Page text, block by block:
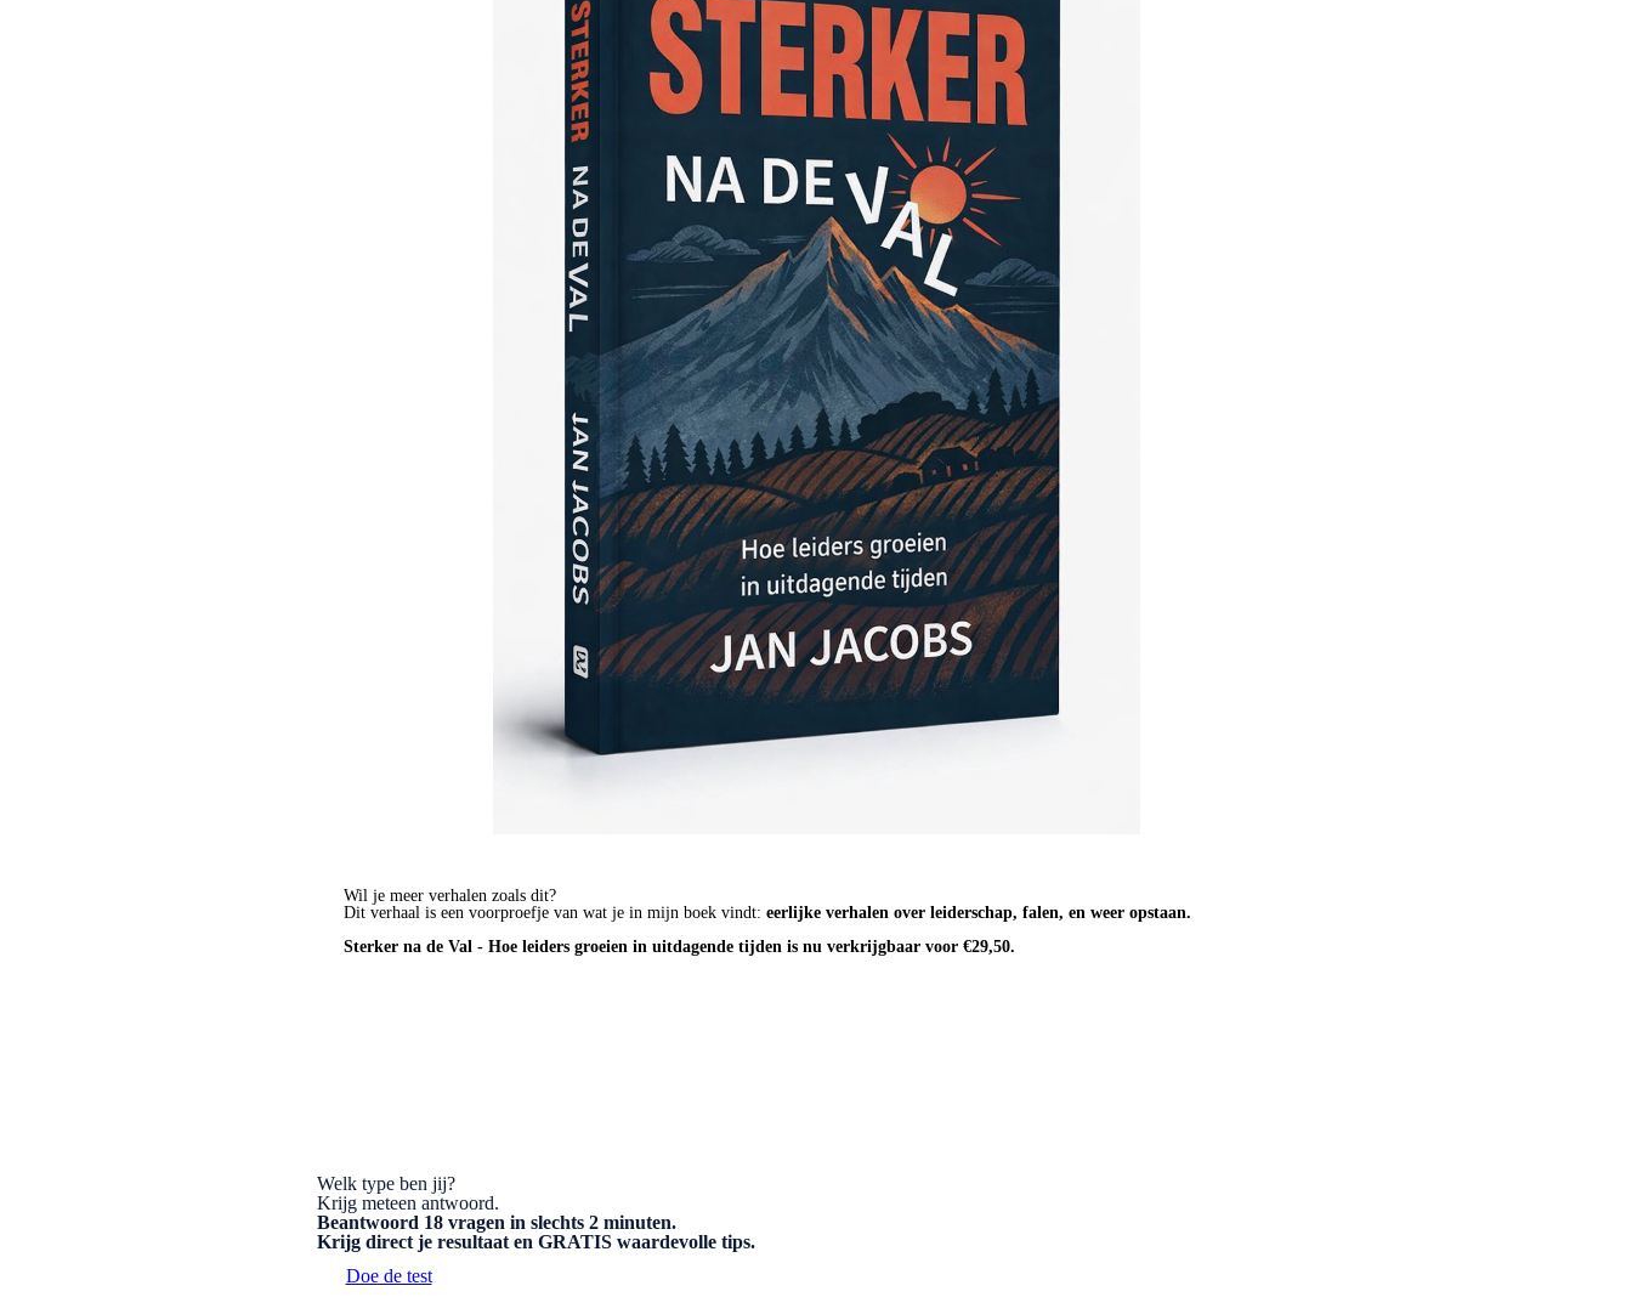
Wil je meer verhalen zoals dit?
Dit verhaal is een voorproefje van wat je in mijn boek vindt: eerlijke verhalen over leiderschap, falen, en weer opstaan.
Sterker na de Val - Hoe leiders groeien in uitdagende tijden is nu verkrijgbaar voor €29,50.
Welk type ben jij?
Krijg meteen antwoord.
Beantwoord 18 vragen in slechts 2 minuten.
Krijg direct je resultaat en GRATIS waardevolle tips.
Doe de test